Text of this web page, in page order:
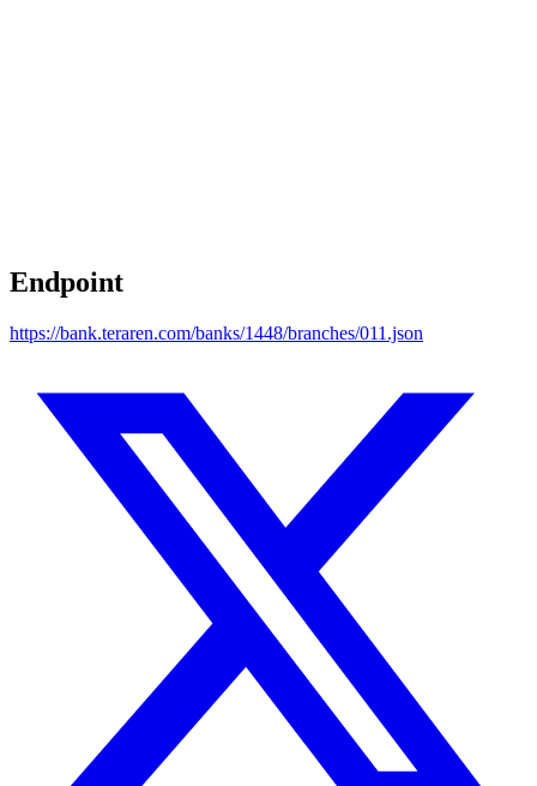
Endpoint
https://bank.teraren.com/banks/1448/branches/011.json